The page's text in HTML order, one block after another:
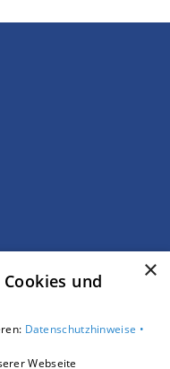
×
und
Datenschutzhinweise •
Webseite